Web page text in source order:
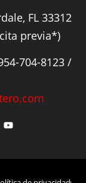
FL 33312
previa*)
704-8123 /